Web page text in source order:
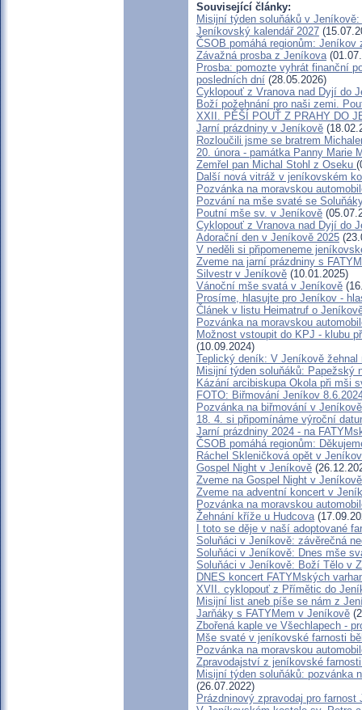
Související články:
Misijní týden soluňáků v
Jeníkovský kalendář 2027
ČSOB pomáhá regionům:
Závažná prosba z Jeníkova
Prosba: pomozte vyhrát finanční
posledních dní (28.05.2026)
Cyklopouť z Vranova nad Dyjí do
Boží požehnání pro naši zemi.
XXII. PĚŠÍ POUŤ Z PRAHY DO
Jarní prázdniny v Jeníkově
Rozloučili jsme se bratrem
20. února - památka Panny Marie
Zemřel pan Michal Stohl z Oseku
Další nová vitráž v jeníkovském
Pozvánka na moravskou
Pozvání na mše svaté se
Poutní mše sv. v Jeníkově
Cyklopouť z Vranova nad Dyjí do
Adorační den v Jeníkově 2025
V neděli si připomeneme
Zveme na jarní prázdniny s
Silvestr v Jeníkově (10.01.2025)
Vánoční mše svatá v Jeníkově
Prosíme, hlasujte pro Jeníkov -
Článek v listu Heimatruf o
Pozvánka na moravskou
Možnost vstoupit do KPJ - klubu
(10.09.2024)
Teplický deník: V Jeníkově žehnal
Misijní týden soluňáků: Papežský
Kázání arcibiskupa Okola při mši
FOTO: Biřmování Jeníkov
Pozvánka na biřmování v Jeníkově
18. 4. si připomínáme výroční
Jarní prázdniny 2024 - na
ČSOB pomáhá regionům:
Ráchel Skleničková opět v
Gospel Night v Jeníkově
Zveme na Gospel Night v Jeníkově
Zveme na adventní koncert v
Pozvánka na moravskou
Žehnání kříže u Hudcova
I toto se děje v naší adoptované
Soluňáci v Jeníkově: závěrečná
Soluňáci v Jeníkově: Dnes mše
Soluňáci v Jeníkově: Boží Tělo v
DNES koncert FATYMských
XVII. cyklopouť z Přímětic do
Misijní list aneb píše se nám z
Jarňáky s FATYMem v Jeníkově
Zbořená kaple ve Všechlapech -
Mše svaté v jeníkovské farnosti
Pozvánka na moravskou
Zpravodajství z jeníkovské
Misijní týden soluňáků: pozvánka
(26.07.2022)
Prázdninový zpravodaj pro